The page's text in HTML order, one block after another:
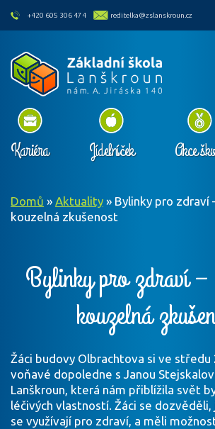
skip to main content
+420 605 306 474 reditelka@zslanskroun.cz
Kariéra Jídelníček Akce
Domů » Aktuality » Bylinky pro zdraví
kouzelná zkušenost
Bylinky pro zdraví –
kouzelná
Žáci budovy Olbrachtova si ve středu
voňavé dopoledne s Janou
Lanškroun, která nám přiblížila svět
léčivých vlastností. Žáci se
se využívají pro zdraví, a měli